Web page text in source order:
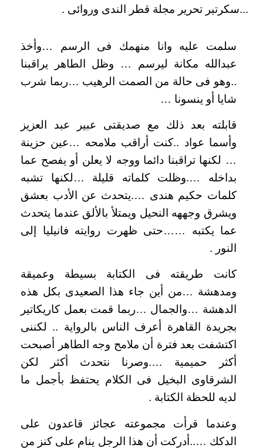
...سكرتير تحرير مجلة قطر الندى وروائى .
سلمت عليه وانا منهمك فى الرسم …وأخذ
عبدالله مكانة ليرسم … وظل الطاهر يراقبنا
..وهو فى حالة من الصمت الرهيب …ربما شرب
شايا أو ينسونا …
قابلته بعد ذلك مع صديقتى عبير عبد العزيز
وأسما عواد ..كنت أراقب ملامحه …عين حزينة
… لكنها تراقبنا دائما ووجه لا يعلن أو يفصح عما
بداخله ….وظلت كلماته قليلة …لكنها تشبه
كلمات حكيم هندى ….يتحدث عن الأدب بعشق
ويشرق وجههه النحيل ويمتلأ بالألق عندما يتحدث
عما يكتبه ……حتى ظهرت روايته فانيليا إلى
النور .
كانت طريقته فى الكتابة بسيطة وعميقة
ومدهشة …من أين جاء هذا الصعيدى بكل هذه
الدهشة …والجمال …ربما قمت بعمل كاريكاتير
بجريدة القاهرة أعرف الناس بالرواية .. لكننى
اكتشفت بعد فترة أن ملامح وجه الطاهر أصبحت
أكثر حميمية ….وصرنا نتحدث أكثر لكن
الشرقاوى البخيل فى الكلام يحتفظ بأجمل ما
لديه للحظة الكتابة .
وعندما قرأت مجموعته عجائز قاعدون على
الدكك …..أدركت أن هذا الرجل ينام على كنز من